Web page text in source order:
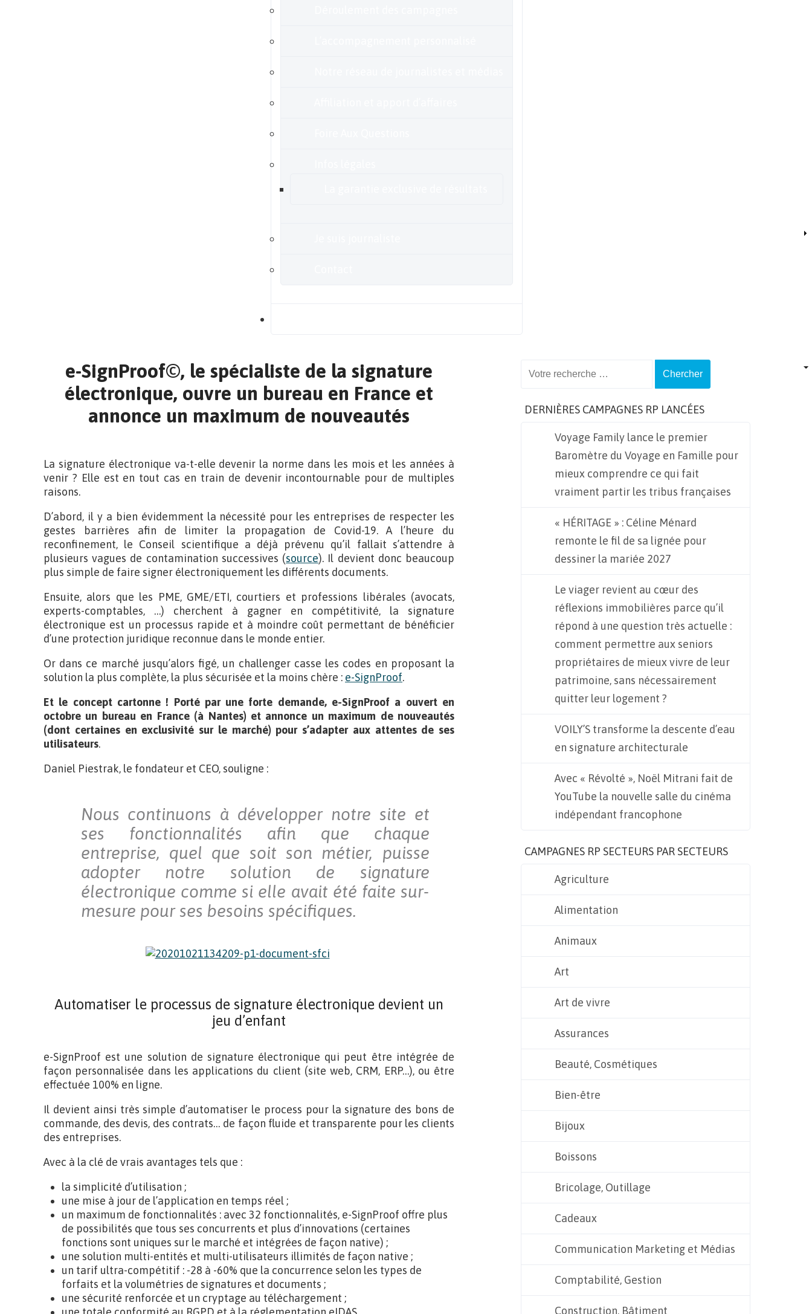
e-SignProof©, le spécialiste de la signature
électronique, ouvre un bureau en France et
annonce un maximum de nouveautés
La signature électronique va-t-elle devenir la norme dans les mois et les années à
venir ? Elle est en tout cas en train de devenir incontournable pour de multiples
raisons.
D’abord, il y a bien évidemment la nécessité pour les entreprises de respecter les
gestes barrières afin de limiter la propagation de Covid-19. A l’heure du
reconfinement, le Conseil scientifique a déjà prévenu qu’il fallait s’attendre à
plusieurs vagues de contamination successives (source). Il devient donc beaucoup
plus simple de faire signer électroniquement les différents documents.
Ensuite, alors que les PME, GME/ETI, courtiers et professions libérales (avocats,
experts-comptables, …) cherchent à gagner en compétitivité, la signature
électronique est un processus rapide et à moindre coût permettant de bénéficier
d’une protection juridique reconnue dans le monde entier.
Or dans ce marché jusqu’alors figé, un challenger casse les codes en proposant la
solution la plus complète, la plus sécurisée et la moins chère : e-SignProof.
Et le concept cartonne ! Porté par une forte demande, e-SignProof a ouvert en
octobre un bureau en France (à Nantes) et annonce un maximum de nouveautés
(dont certaines en exclusivité sur le marché) pour s’adapter aux attentes de ses
utilisateurs.
Daniel Piestrak, le fondateur et CEO, souligne :
Nous continuons à développer notre site et
ses fonctionnalités afin que chaque
entreprise, quel que soit son métier, puisse
adopter notre solution de signature
électronique comme si elle avait été faite sur-
mesure pour ses besoins spécifiques.
Automatiser le processus de signature électronique devient un
jeu d’enfant
e-SignProof est une solution de signature électronique qui peut être intégrée de
façon personnalisée dans les applications du client (site web, CRM, ERP…), ou être
effectuée 100% en ligne.
Il devient ainsi très simple d’automatiser le process pour la signature des bons de
commande, des devis, des contrats… de façon fluide et transparente pour les clients
des entreprises.
Avec à la clé de vrais avantages tels que :
la simplicité d’utilisation ;
une mise à jour de l’application en temps réel ;
un maximum de fonctionnalités : avec 32 fonctionnalités, e-SignProof offre plus
de possibilités que tous ses concurrents et plus d’innovations (certaines
fonctions sont uniques sur le marché et intégrées de façon native) ;
une solution multi-entités et multi-utilisateurs illimités de façon native ;
un tarif ultra-compétitif : -28 à -60% que la concurrence selon les types de
forfaits et la volumétries de signatures et documents ;
une sécurité renforcée et un cryptage au téléchargement ;
DERNIÈRES CAMPAGNES RP LANCÉES
Voyage Family lance le premier
Baromètre du Voyage en Famille pour
mieux comprendre ce qui fait
vraiment partir les tribus françaises
« HÉRITAGE » : Céline Ménard
remonte le fil de sa lignée pour
dessiner la mariée 2027
Le viager revient au cœur des
réflexions immobilières parce qu’il
répond à une question très actuelle :
comment permettre aux seniors
propriétaires de mieux vivre de leur
patrimoine, sans nécessairement
quitter leur logement ?
VOILY’S transforme la descente d’eau
en signature architecturale
Avec « Révolté », Noël Mitrani fait de
YouTube la nouvelle salle du cinéma
indépendant francophone
CAMPAGNES RP SECTEURS PAR SECTEURS
Agriculture
Alimentation
Animaux
Art
Art de vivre
Assurances
Beauté, Cosmétiques
Bien-être
Bijoux
Boissons
Bricolage, Outillage
Cadeaux
Communication Marketing et Médias
Comptabilité, Gestion
Construction, Bâtiment